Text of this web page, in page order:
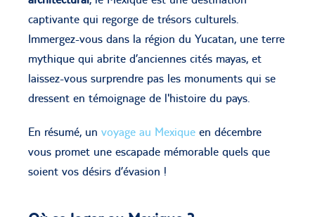
captivante qui regorge de trésors culturels.
Immergez-vous dans la région du Yucatan, une terre
mythique qui abrite d’anciennes cités mayas, et
laissez-vous surprendre pas les monuments qui se
dressent en témoignage de l'histoire du pays.
En résumé, un voyage au Mexique en décembre
vous promet une escapade mémorable quels que
soient vos désirs d’évasion !